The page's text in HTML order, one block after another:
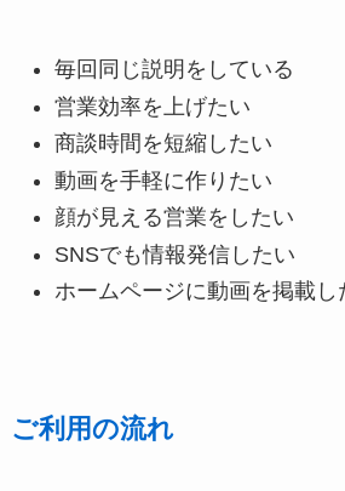
毎回同じ説明をしている
営業効率を上げたい
商談時間を短縮したい
動画を手軽に作りたい
顔が見える営業をしたい
SNSでも情報発信したい
ホームページに動画を掲載し
ご利用の流れ